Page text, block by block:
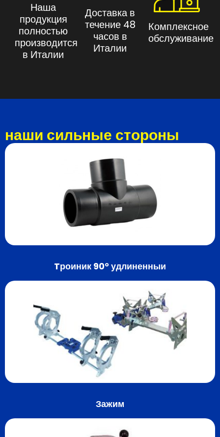
Наша
продукция
полностью
производится
в Италии
Доставка в
течение 48
часов в
Италии
Комплексное
обслуживание
наши сильные стороны
Tроиник 90° удлиненныи
Зажим